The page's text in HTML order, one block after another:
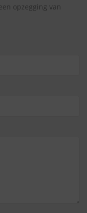
opzegging van